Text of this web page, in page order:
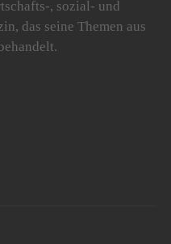
, sozial- und
das seine Themen aus